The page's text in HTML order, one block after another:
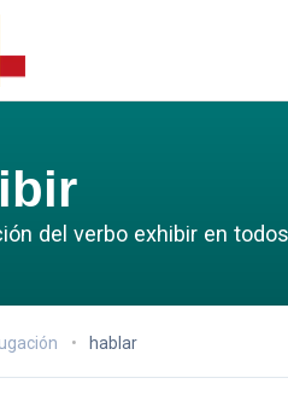
del verbo exhibir en
hablar